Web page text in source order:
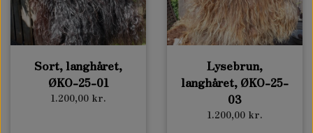
LAMMESKIND
KORTHÅREDE LAMMESKIND
LANGHÅREDE LAMMESKIND
SPINATSYRE - RUMEX PATIENTA
STOLTHENRIKS GÅSEFOD - BLITUM BONUS-
KONTAKT OS
SALGSVILKÅR - KURSER & WORKSHOPS
Sort, langhåret,
ØKO-25-01
1.200,00 kr.
Lysebrun,
langhåret, ØKO-25-
03
1.200,00 kr.